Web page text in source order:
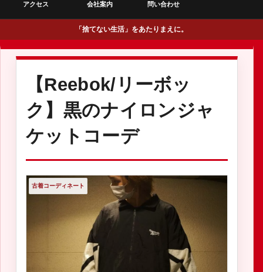
アクセス 会社案内 問い合わせ
「捨てない生活」をあたりまえに。
【Reebok/リーボッ
ク】黒のナイロンジャ
ケットコーデ
古着コーディネート